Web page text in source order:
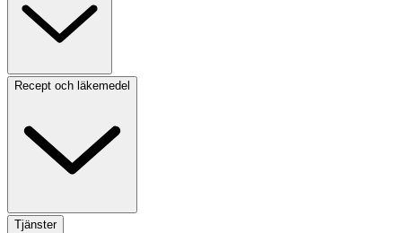
Recept och läkemedel
Tjänster